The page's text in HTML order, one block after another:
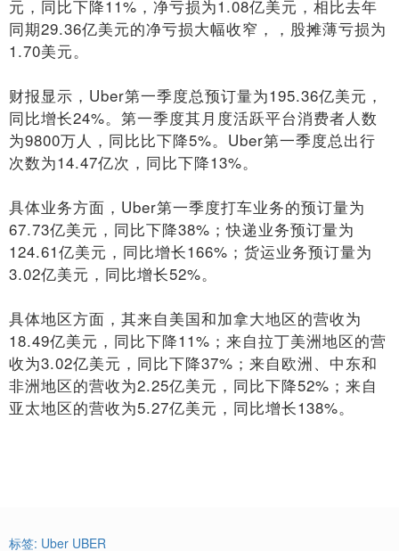
元，同比下降11%，净亏损为1.08亿美元，相比去年
同期29.36亿美元的净亏损大幅收窄，，股摊薄亏损为
1.70美元。
财报显示，Uber第一季度总预订量为195.36亿美元，
同比增长24%。第一季度其月度活跃平台消费者人数
为9800万人，同比比下降5%。Uber第一季度总出行
次数为14.47亿次，同比下降13%。
具体业务方面，Uber第一季度打车业务的预订量为
67.73亿美元，同比下降38%；快递业务预订量为
124.61亿美元，同比增长166%；货运业务预订量为
3.02亿美元，同比增长52%。
具体地区方面，其来自美国和加拿大地区的营收为
18.49亿美元，同比下降11%；来自拉丁美洲地区的营
收为3.02亿美元，同比下降37%；来自欧洲、中东和
非洲地区的营收为2.25亿美元，同比下降52%；来自
亚太地区的营收为5.27亿美元，同比增长138%。
标签: Uber UBER